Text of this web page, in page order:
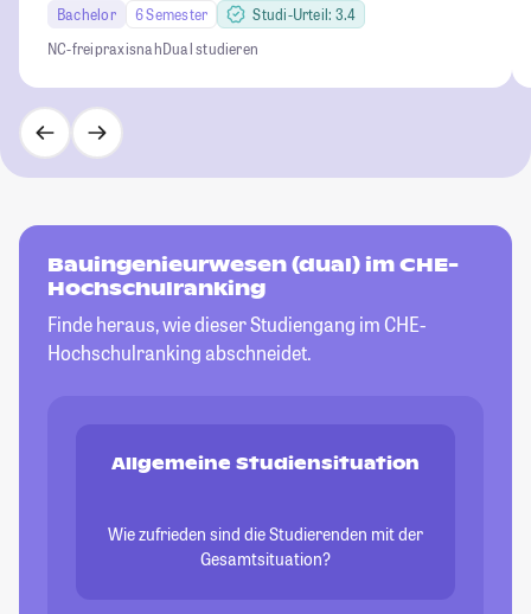
Bachelor 6 Semester
Studi-Urteil: 3.4
NC-freipraxisnahDual studieren
Bauingenieurwesen (dual) im CHE-
Hochschulranking
Finde heraus, wie dieser Studiengang im CHE-
Hochschulranking abschneidet.
Allgemeine Studiensituation
Wie zufrieden sind die Studierenden mit der
Gesamtsituation?